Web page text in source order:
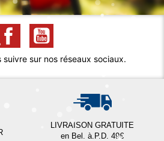
suivre sur nos réseaux sociaux.
LIVRAISON GRATUITE
en Bel. à.P.D. 49€